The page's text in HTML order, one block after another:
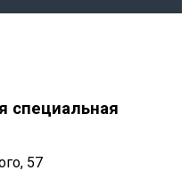
специальная
57